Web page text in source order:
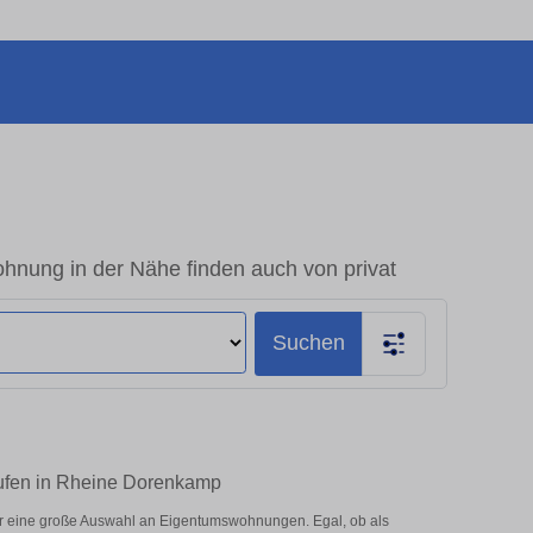
in der Nähe finden auch von privat
Suchen
in Rheine Dorenkamp
große Auswahl an Eigentumswohnungen. Egal, ob als